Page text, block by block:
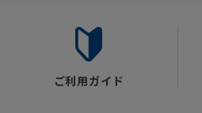
ご利用ガイド